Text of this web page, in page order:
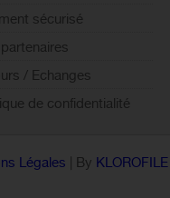
sécurisé
/ Echanges
de confidentialité
Légales | By KLOROFILE